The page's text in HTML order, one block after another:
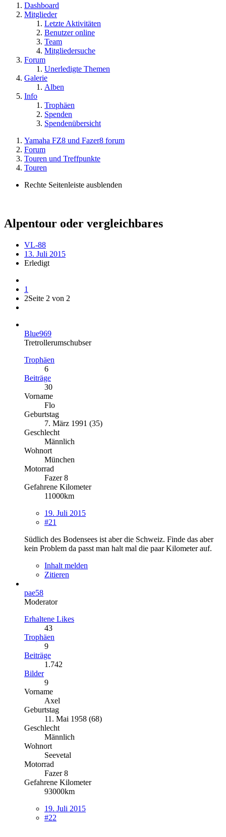
Dashboard
Mitglieder
Letzte Aktivitäten
Benutzer online
Team
Mitgliedersuche
Forum
Unerledigte Themen
Galerie
Alben
Info
Trophäen
Spenden
Spendenübersicht
Yamaha FZ8 und Fazer8 forum
Forum
Touren und Treffpunkte
Touren
Rechte Seitenleiste ausblenden
Alpentour oder vergleichbares
VL-88
13. Juli 2015
Erledigt
1
2Seite 2 von 2
Blue969
Tretrollerumschubser
Trophäen
6
Beiträge
30
Vorname
Flo
Geburtstag
7. März 1991 (35)
Geschlecht
Männlich
Wohnort
München
Motorrad
Fazer 8
Gefahrene Kilometer
11000km
19. Juli 2015
#21
Südlich des Bodensees ist aber die Schweiz. Finde das aber
kein Problem da passt man halt mal die paar Kilometer auf.
Inhalt melden
Zitieren
pae58
Moderator
Erhaltene Likes
43
Trophäen
9
Beiträge
1.742
Bilder
9
Vorname
Axel
Geburtstag
11. Mai 1958 (68)
Geschlecht
Männlich
Wohnort
Seevetal
Motorrad
Fazer 8
Gefahrene Kilometer
93000km
19. Juli 2015
#22